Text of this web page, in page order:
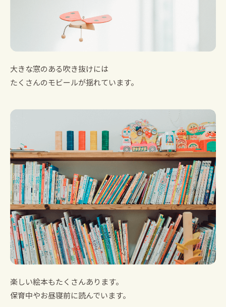
大きな窓のある吹き抜けには
たくさんのモビールが揺れています。
楽しい絵本もたくさんあります。
保育中やお昼寝前に読んでいます。